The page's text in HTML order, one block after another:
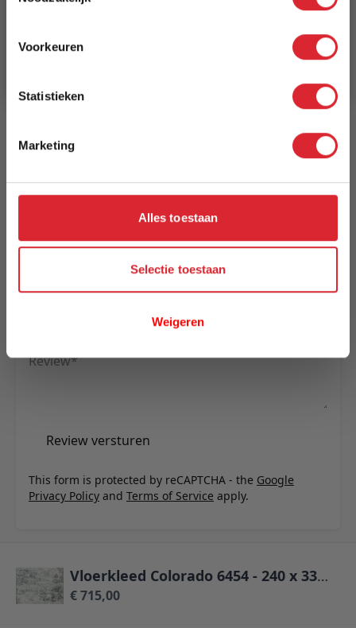
Voorkeuren
Statistieken
Marketing
Alles toestaan
Selectie toestaan
Weigeren
Schrijf uw eigen review
Review
Review versturen
This form is protected by reCAPTCHA - the Google
Privacy Policy and Terms of Service apply.
240 cm
Model
Vloerkleed Colorado 6454 - 240 x 330 cm
€ 715,00